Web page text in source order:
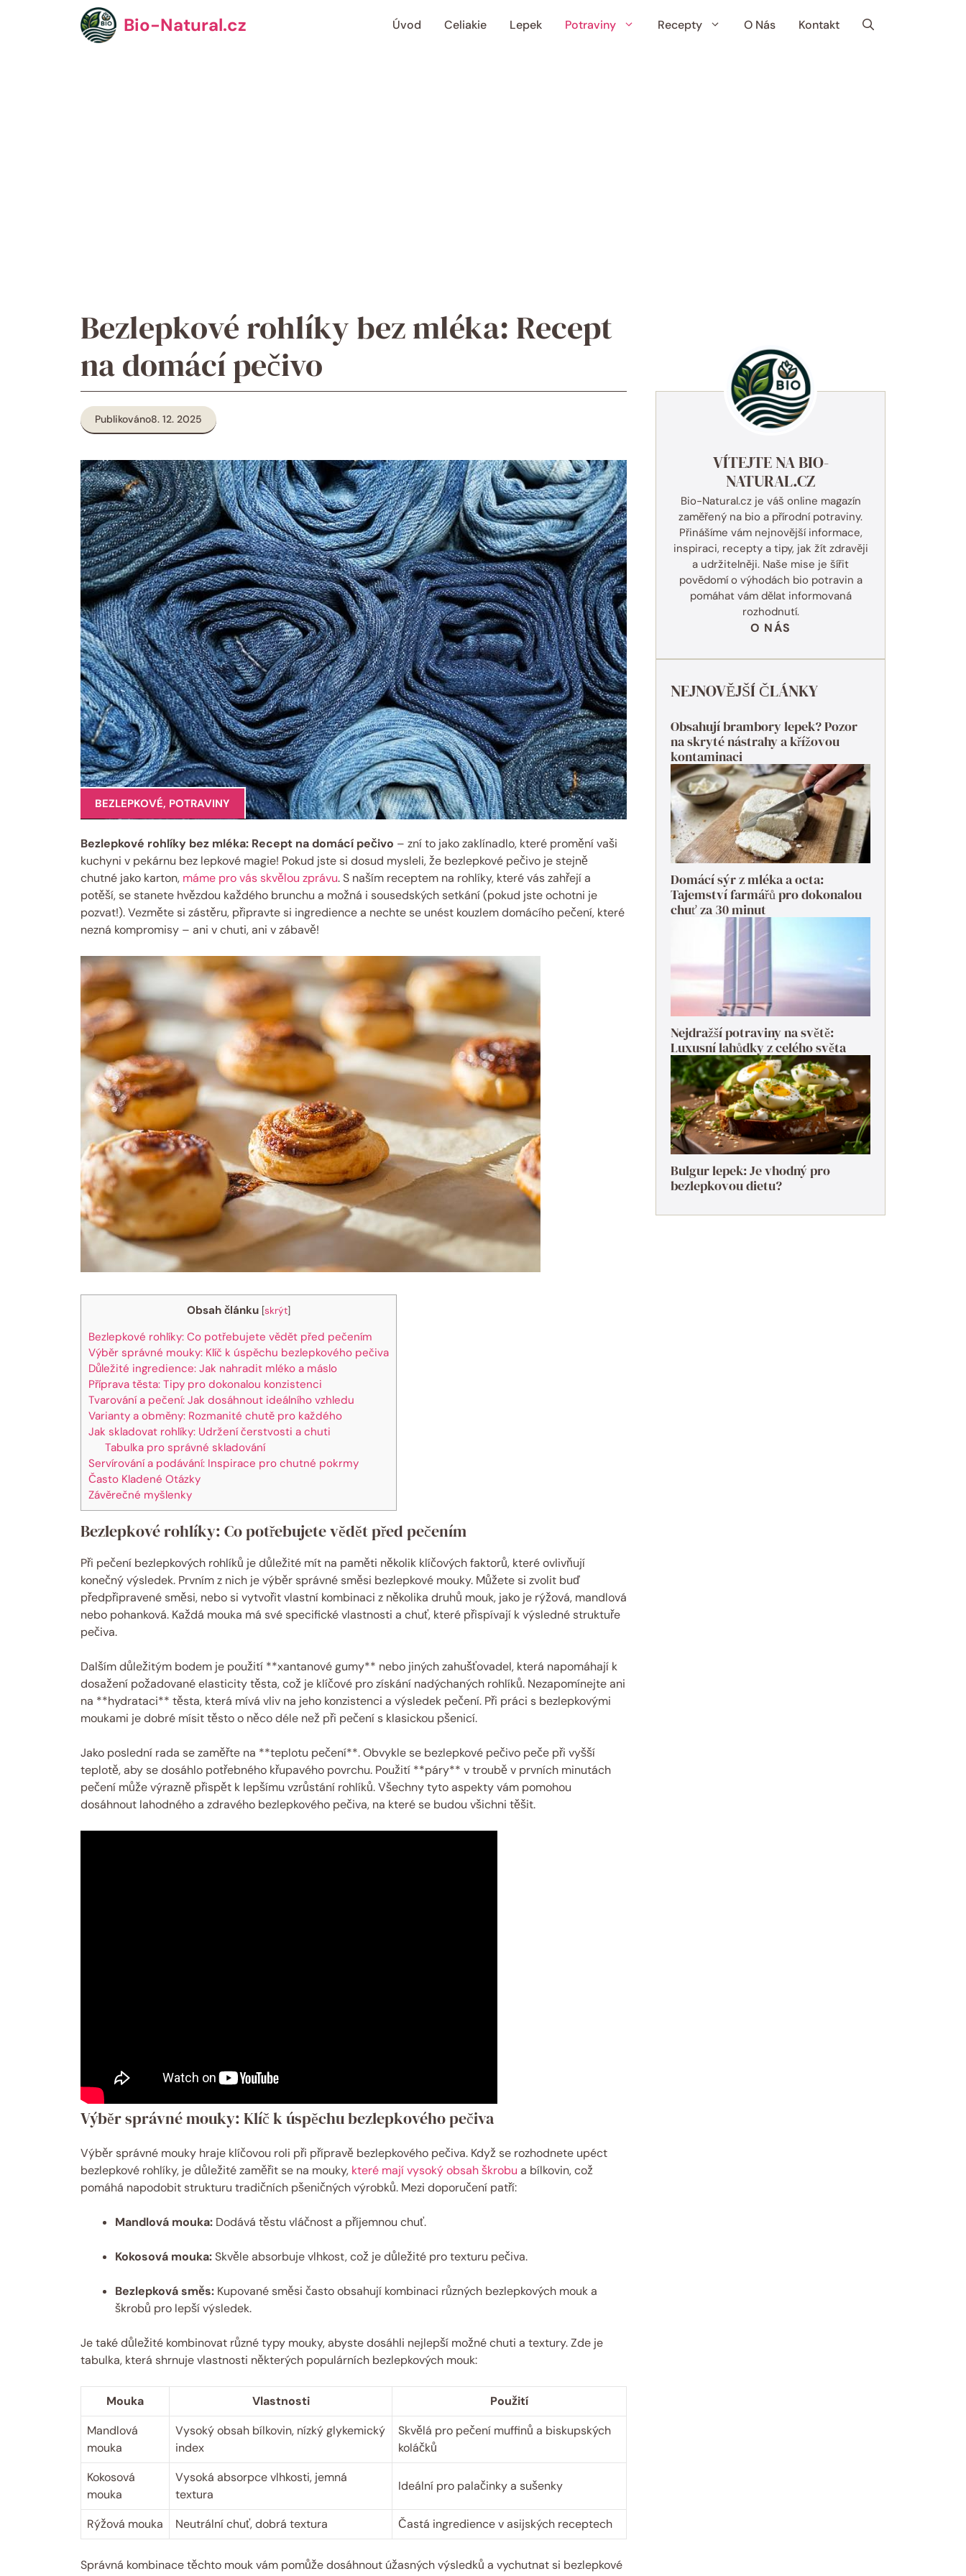
Bio-Natural.cz Úvod Celiakie Lepek Potraviny Recepty O Nás Kontakt
Bezlepkové rohlíky bez mléka: Recept
na domácí pečivo
Publikováno8. 12. 2025
BEZLEPKOVÉ, POTRAVINY
Bezlepkové rohlíky bez mléka: Recept na domácí pečivo – zní to jako zaklínadlo, které promění vaši
kuchyni v pekárnu bez lepkové magie! Pokud jste si dosud mysleli, že bezlepkové pečivo je stejně
chutné jako karton, máme pro vás skvělou zprávu. S naším receptem na rohlíky, které vás zahřejí a
potěší, se stanete hvězdou každého brunchu a možná i sousedských setkání (pokud jste ochotni je
pozvat!). Vezměte si zástěru, připravte si ingredience a nechte se unést kouzlem domácího pečení, které
nezná kompromisy – ani v chuti, ani v zábavě!
Obsah článku [skrýt]
Bezlepkové rohlíky: Co potřebujete vědět před pečením
Výběr správné mouky: Klíč k úspěchu bezlepkového pečiva
Důležité ingredience: Jak nahradit mléko a máslo
Příprava těsta: Tipy pro dokonalou konzistenci
Tvarování a pečení: Jak dosáhnout ideálního vzhledu
Varianty a obměny: Rozmanité chutě pro každého
Jak skladovat rohlíky: Udržení čerstvosti a chuti
Tabulka pro správné skladování
Servírování a podávání: Inspirace pro chutné pokrmy
Často Kladené Otázky
Závěrečné myšlenky
Bezlepkové rohlíky: Co potřebujete vědět před pečením
Při pečení bezlepkových rohlíků je důležité mít na paměti několik klíčových faktorů, které ovlivňují
konečný výsledek. Prvním z nich je výběr správné směsi bezlepkové mouky. Můžete si zvolit buď
předpřipravené směsi, nebo si vytvořit vlastní kombinaci z několika druhů mouk, jako je rýžová, mandlová
nebo pohanková. Každá mouka má své specifické vlastnosti a chuť, které přispívají k výsledné struktuře
pečiva.
Dalším důležitým bodem je použití **xantanové gumy** nebo jiných zahušťovadel, která napomáhají k
dosažení požadované elasticity těsta, což je klíčové pro získání nadýchaných rohlíků. Nezapomínejte ani
na **hydrataci** těsta, která mívá vliv na jeho konzistenci a výsledek pečení. Při práci s bezlepkovými
moukami je dobré mísit těsto o něco déle než při pečení s klasickou pšenicí.
Jako poslední rada se zaměřte na **teplotu pečení**. Obvykle se bezlepkové pečivo peče při vyšší
teplotě, aby se dosáhlo potřebného křupavého povrchu. Použití **páry** v troubě v prvních minutách
pečení může výrazně přispět k lepšímu vzrůstání rohlíků. Všechny tyto aspekty vám pomohou
dosáhnout lahodného a zdravého bezlepkového pečiva, na které se budou všichni těšit.
Výběr správné mouky: Klíč k úspěchu bezlepkového pečiva
Výběr správné mouky hraje klíčovou roli při přípravě bezlepkového pečiva. Když se rozhodnete upéct
bezlepkové rohlíky, je důležité zaměřit se na mouky, které mají vysoký obsah škrobu a bílkovin, což
pomáhá napodobit strukturu tradičních pšeničných výrobků. Mezi doporučení patří:
Mandlová mouka: Dodává těstu vláčnost a příjemnou chuť.
Kokosová mouka:Skvěle absorbuje vlhkost, což je důležité pro texturu pečiva.
Bezlepková směs: Kupované směsi často obsahují kombinaci různých bezlepkových mouk a
škrobů pro lepší výsledek.
Je také důležité kombinovat různé typy mouky, abyste dosáhli nejlepší možné chuti a textury. Zde je
tabulka, která shrnuje vlastnosti některých populárních bezlepkových mouk:
Mouka Vlastnosti
Použití
Mandlová
mouka
Vysoký obsah bílkovin, nízký glykemický
index
Skvělá pro pečení muffinů a biskupských
koláčků
Kokosová
mouka
Vysoká absorpce vlhkosti, jemná
textura
Ideální pro palačinky a sušenky
Rýžová mouka Neutrální chuť, dobrá textura Častá ingredience v asijských receptech
Správná kombinace těchto mouk vám pomůže dosáhnout úžasných výsledků a vychutnat si bezlepkové
VÍTEJTE NA BIO-
NATURAL.CZ
Bio-Natural.cz je váš online magazín
zaměřený na bio a přírodní potraviny.
Přinášíme vám nejnovější informace,
inspiraci, recepty a tipy, jak žít zdravěji
a udržitelněji. Naše mise je šířit
povědomí o výhodách bio potravin a
pomáhat vám dělat informovaná
rozhodnutí.
O NÁS
NEJNOVĚJŠÍ ČLÁNKY
Obsahují brambory lepek? Pozor
na skryté nástrahy a křížovou
kontaminaci
Domácí sýr z mléka a octa:
Tajemství farmářů pro dokonalou
chuť za 30 minut
Nejdražší potraviny na světě:
Luxusní lahůdky z celého světa
Bulgur lepek: Je vhodný pro
bezlepkovou dietu?